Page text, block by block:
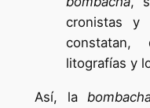
cronistas y
litografías y
Así, la